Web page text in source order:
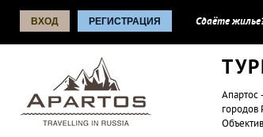
ВХОД РЕГИСТРАЦИЯ Сдаёте
Апартос
городов